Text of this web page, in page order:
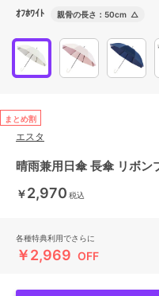
ｵﾌﾎﾜｲﾄ 親骨の長さ：50cm △
まとめ割
エスタ
晴雨兼用日傘 長傘 リボン
￥2,970 税込
各種特典利用でさらに
￥2,969 OFF